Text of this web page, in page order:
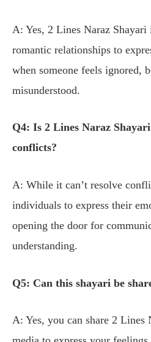
A: Yes, 2 Lines Naraz
romantic relationships to
when someone feels ignored,
misunderstood.
Q4: Is 2 Lines Naraz
conflicts?
A: While it can’t resolve
individuals to express their
opening the door for
understanding.
Q5: Can this shayari be
A: Yes, you can share 2 Lines